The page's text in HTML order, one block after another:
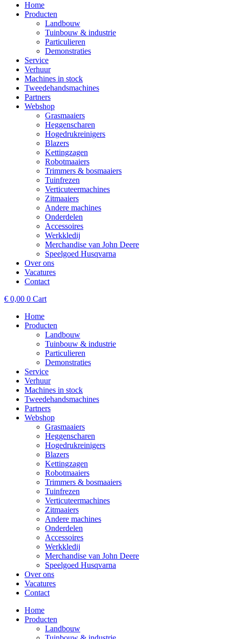
Home
Producten
Landbouw
Tuinbouw & industrie
Particulieren
Demonstraties
Service
Verhuur
Machines in stock
Tweedehandsmachines
Partners
Webshop
Grasmaaiers
Heggenscharen
Hogedrukreinigers
Blazers
Kettingzagen
Robotmaaiers
Trimmers & bosmaaiers
Tuinfrezen
Verticuteermachines
Zitmaaiers
Andere machines
Onderdelen
Accessoires
Werkkledij
Merchandise van John Deere
Speelgoed Husqvarna
Over ons
Vacatures
Contact
€ 0,00 0 Cart
Home
Producten
Landbouw
Tuinbouw & industrie
Particulieren
Demonstraties
Service
Verhuur
Machines in stock
Tweedehandsmachines
Partners
Webshop
Grasmaaiers
Heggenscharen
Hogedrukreinigers
Blazers
Kettingzagen
Robotmaaiers
Trimmers & bosmaaiers
Tuinfrezen
Verticuteermachines
Zitmaaiers
Andere machines
Onderdelen
Accessoires
Werkkledij
Merchandise van John Deere
Speelgoed Husqvarna
Over ons
Vacatures
Contact
Home
Producten
Landbouw